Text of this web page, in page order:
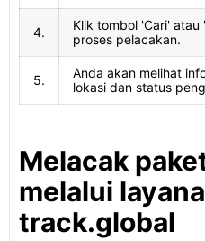
4.
Klik tombol 'Cari'
proses pelacakan.
5.
Anda akan melihat
lokasi dan status
Melacak
melalui
track.global